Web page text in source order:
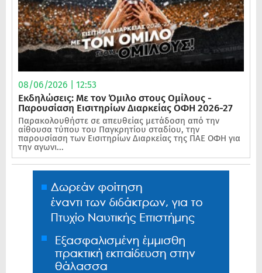
08/06/2026 | 12:53
Εκδηλώσεις: Με τον Όμιλο στους Ομίλους -
Παρουσίαση Εισιτηρίων Διαρκείας ΟΦΗ 2026-27
Παρακολουθήστε σε απευθείας μετάδοση από την
αίθουσα τύπου του Παγκρητίου σταδίου, την
παρουσίαση των Εισιτηρίων Διαρκείας της ΠΑΕ ΟΦΗ για
την αγωνι...